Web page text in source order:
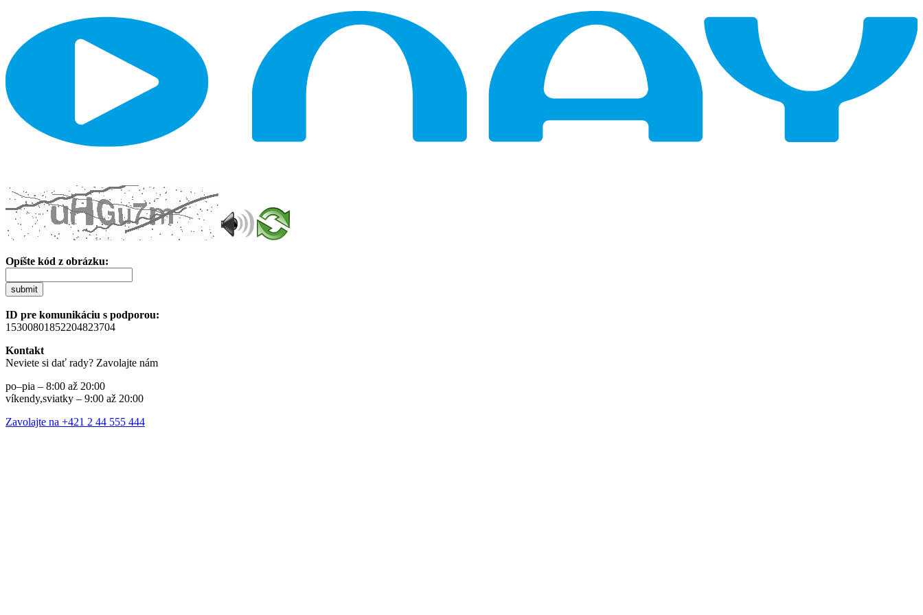
Opíšte kód z obrázku:
submit
ID pre komunikáciu s podporou:
15300801852204823704
Kontakt
Neviete si dať rady? Zavolajte nám
po–pia – 8:00 až 20:00
víkendy,sviatky – 9:00 až 20:00
Zavolajte na +421 2 44 555 444